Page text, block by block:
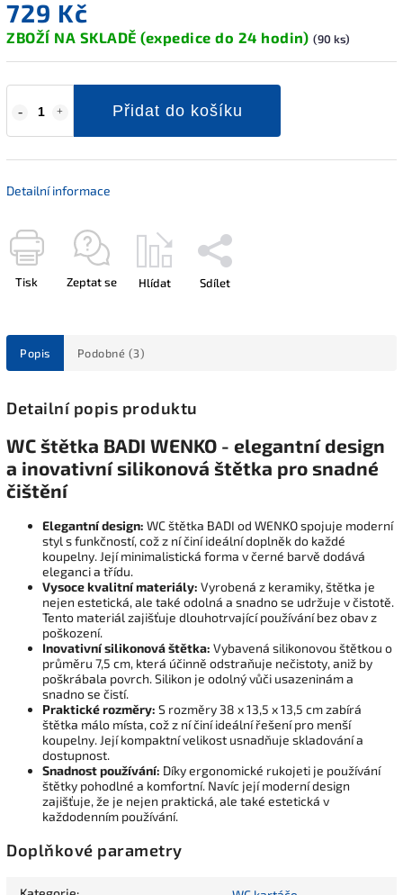
729 Kč
ZBOŽÍ NA SKLADĚ (expedice do 24 hodin) (90 ks)
Přidat do košíku
Detailní informace
Tisk Zeptat se Hlídat Sdílet
Popis Podobné (3)
Detailní popis produktu
WC štětka BADI WENKO - elegantní design
a inovativní silikonová štětka pro snadné
čištění
Elegantní design: WC štětka BADI od WENKO spojuje moderní
styl s funkčností, což z ní činí ideální doplněk do každé
koupelny. Její minimalistická forma v černé barvě dodává
eleganci a třídu.
Vysoce kvalitní materiály: Vyrobená z keramiky, štětka je
nejen estetická, ale také odolná a snadno se udržuje v čistotě.
Tento materiál zajišťuje dlouhotrvající používání bez obav z
poškození.
Inovativní silikonová štětka: Vybavená silikonovou štětkou o
průměru 7,5 cm, která účinně odstraňuje nečistoty, aniž by
poškrábala povrch. Silikon je odolný vůči usazeninám a
snadno se čistí.
Praktické rozměry: S rozměry 38 x 13,5 x 13,5 cm zabírá
štětka málo místa, což z ní činí ideální řešení pro menší
koupelny. Její kompaktní velikost usnadňuje skladování a
dostupnost.
Snadnost používání: Díky ergonomické rukojeti je používání
štětky pohodlné a komfortní. Navíc její moderní design
zajišťuje, že je nejen praktická, ale také estetická v
každodenním používání.
Doplňkové parametry